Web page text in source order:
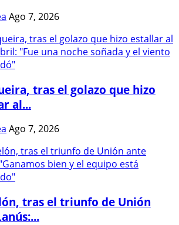
Ago 7, 2026
tras el golazo que hizo
al...
Ago 7, 2026
tras el triunfo de Unión